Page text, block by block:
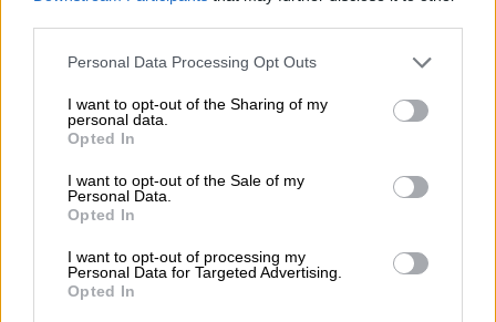
Please note that this website/app uses one or more Google
not limited to your visit or usage behaviour. You may click to
grant or deny consent to Google and its third-party tags to
use your data for below specified purposes in below Google
consent section.
Personal Data Processing Opt Outs
I want to opt-out of the Sharing of my
personal data.
Opted In
I want to opt-out of the Sale of my
Personal Data.
Opted In
I want to opt-out of processing my
Personal Data for Targeted Advertising.
Opted In
Ο Πούτιν υποστήριξε ότι η Ουκρανία είχε
προετοιμάσει ένα «παράθυρο» ώστε οι
δράστες να περάσουν τα σύνορα, τα οποία
είναι εμπόλεμη ζώνη. Η Ουκρανία αρνείται
κατηγορηματικά κάθε ανάμιξή της αλλά δύο
από τους ισχυρότερους συμμάχους του
Ρώσου προέδρου, ο επικεφαλής του